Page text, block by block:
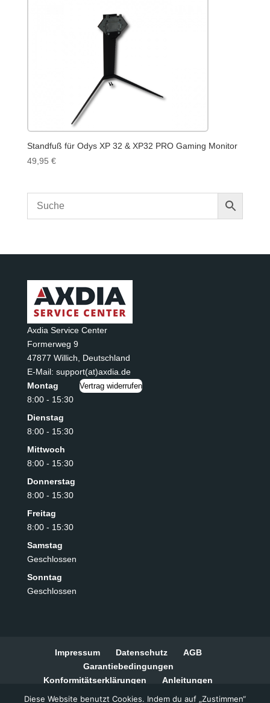
Standfuß für Odys XP 32 & XP32 PRO Gaming Monitor
49,95 €
Axdia Service Center
Formerweg 9
47877 Willich
Deutschland
E-Mail: support(at)axdia.de
Montag
8:00 - 15:30
Dienstag
8:00 - 15:30
Mittwoch
8:00 - 15:30
Donnerstag
8:00 - 15:30
Freitag
8:00 - 15:30
Samstag
Geschlossen
Sonntag
Geschlossen
Vertrag widerrufen
Impressum Datenschutz
AGB
Garantiebedingungen
Konformitätserklärungen
Anleitungen
Widerrufsbelehrung
Zahlungsarten
Diese Website benutzt Cookies. Indem du auf „Zustimmen“